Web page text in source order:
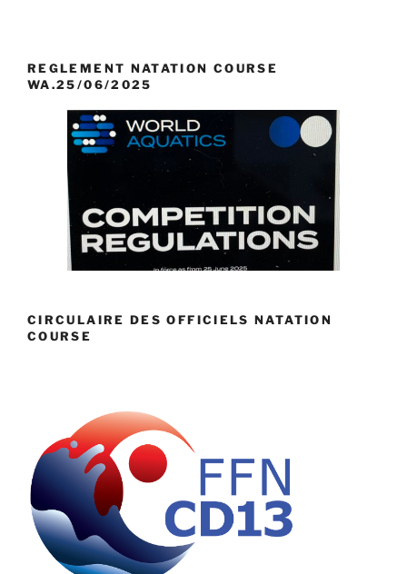
REGLEMENT NATATION COURSE
WA.25/06/2025
CIRCULAIRE DES OFFICIELS NATATION
COURSE